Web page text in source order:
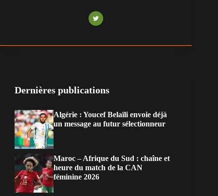
Dernières publications
Algérie : Youcef Belaïli envoie déjà
un message au futur sélectionneur
Maroc – Afrique du Sud : chaîne et
heure du match de la CAN
féminine 2026